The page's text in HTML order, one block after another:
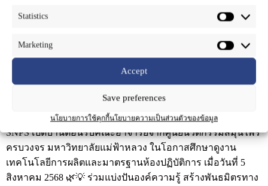
Statistics
Marketing
Accept
Save preferences
นโยบายการใช้คุกกี้นโยบายความเป็นส่วนตัวของข้อมูล
SNPS เปิดบ้านต้อนรับคณะอาจารย์จากศูนย์นวัตกรรมสมุนไพร
ครบวงจร มหาวิทยาลัยแม่ฟ้าหลวง ในโอกาสศึกษาดูงาน
เทคโนโลยีการผลิตและมาตรฐานห้องปฏิบัติการ เมื่อวันที่ 5
สิงหาคม 2568 🌿💡 ร่วมแบ่งปันองค์ความรู้ สร้างพันธมิตรทาง